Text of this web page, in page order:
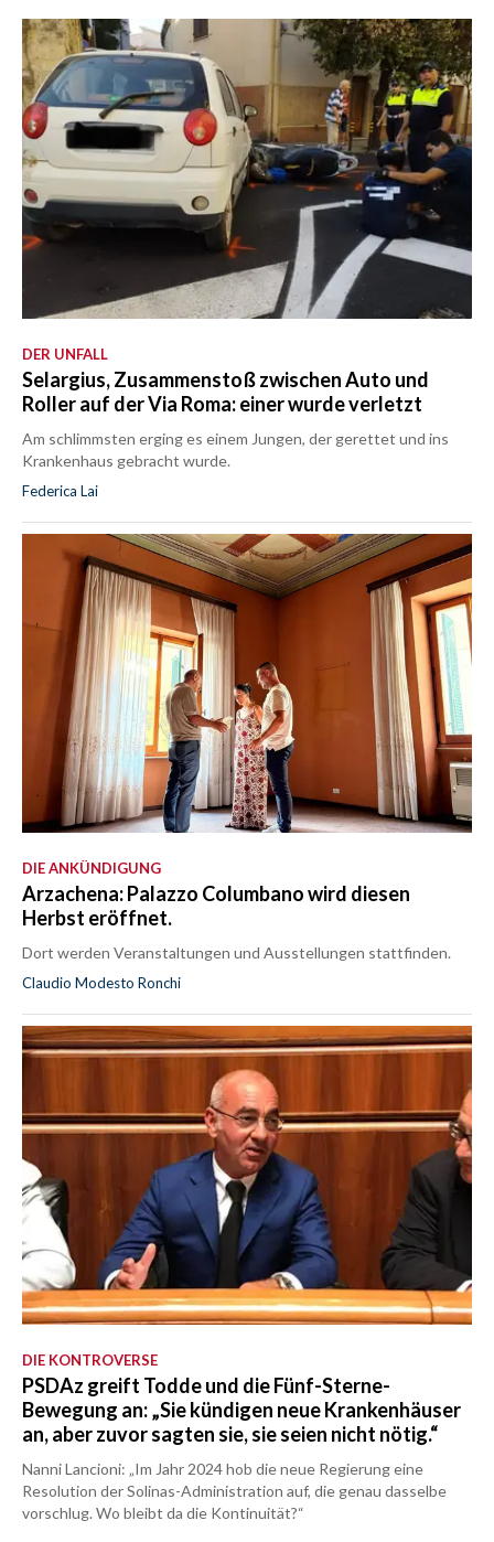
DER UNFALL
Selargius, Zusammenstoß zwischen Auto und
Roller auf der Via Roma: einer wurde verletzt
Am schlimmsten erging es einem Jungen, der gerettet und ins
Krankenhaus gebracht wurde.
Federica Lai
DIE ANKÜNDIGUNG
Arzachena: Palazzo Columbano wird diesen
Herbst eröffnet.
Dort werden Veranstaltungen und Ausstellungen stattfinden.
Claudio Modesto Ronchi
DIE KONTROVERSE
PSDAz greift Todde und die Fünf-Sterne-
Bewegung an: „Sie kündigen neue Krankenhäuser
an, aber zuvor sagten sie, sie seien nicht nötig.“
Nanni Lancioni: „Im Jahr 2024 hob die neue Regierung eine
Resolution der Solinas-Administration auf, die genau dasselbe
vorschlug. Wo bleibt da die Kontinuität?“